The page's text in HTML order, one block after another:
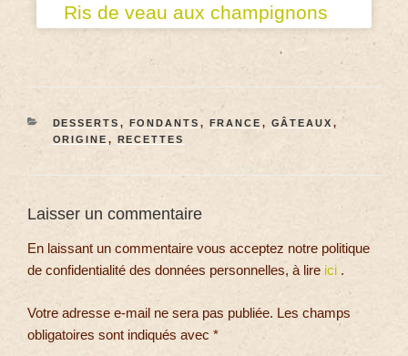
Ris de veau aux champignons
DESSERTS , FONDANTS , FRANCE , GÂTEAUX ,
ORIGINE , RECETTES
Laisser un commentaire
En laissant un commentaire vous acceptez notre politique
de confidentialité des données personnelles, à lire ici .
Votre adresse e-mail ne sera pas publiée. Les champs
obligatoires sont indiqués avec *